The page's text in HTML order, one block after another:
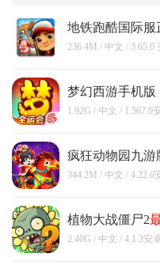
地铁跑酷国际服
3.65.0 安卓版
236.4M / 中文 / 3.65.0
梦幻西游手机版
1.92G / 中文 / 1.567.0
疯狂动物园九游
卓版
344.2M / 中文 / 4.22.0
植物大战僵尸2
卓版
2.40G / 中文 / 4.1.3安